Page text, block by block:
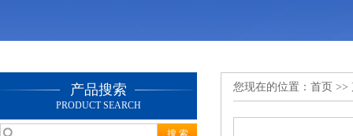
产品搜索
PRODUCT SEARCH
您现在的位置： 首页 >>